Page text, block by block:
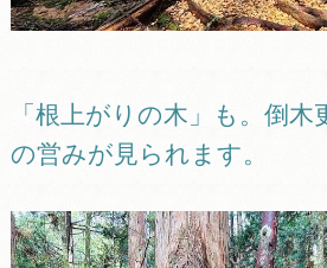
「根上がりの木」も。倒
の営みが見られます。